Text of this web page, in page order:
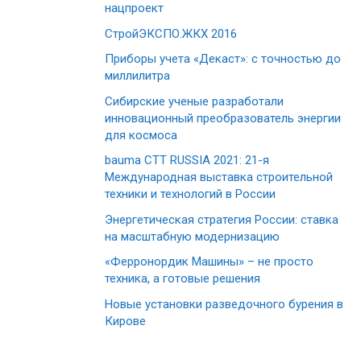
нацпроект
СтройЭКСПО.ЖКХ 2016
Приборы учета «Декаст»: с точностью до
миллилитра
Сибирские ученые разработали
инновационный преобразователь энергии
для космоса
bauma CTT RUSSIA 2021: 21-я
Международная выставка строительной
техники и технологий в России
Энергетическая стратегия России: ставка
на масштабную модернизацию
«Ферронордик Машины» – не просто
техника, а готовые решения
Новые установки разведочного бурения в
Кирове